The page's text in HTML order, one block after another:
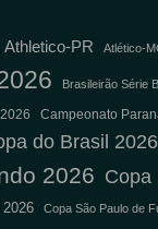
Athletico-PR Atlético-
Brasileirão Série B
Campeonato
do Brasil 2026
2026 Copa
Copa São Paulo de